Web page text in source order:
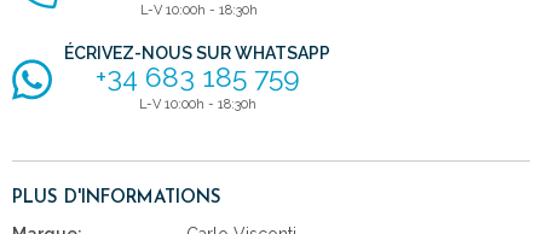
L-V 10:00h - 18:30h
ÉCRIVEZ-NOUS SUR WHATSAPP
+34 683 185 759
L-V 10:00h - 18:30h
PLUS D'INFORMATIONS